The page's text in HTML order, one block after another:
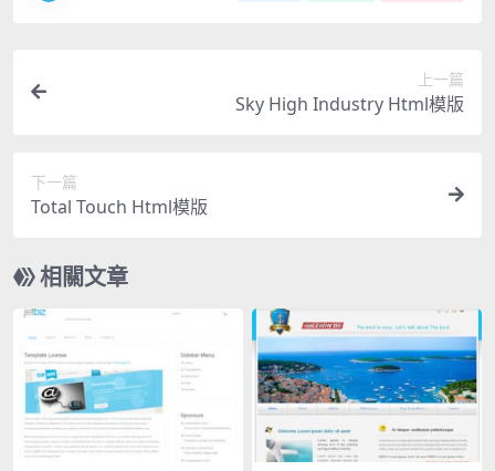
上一篇
Sky High Industry Html模版
下一篇
Total Touch Html模版
相關文章